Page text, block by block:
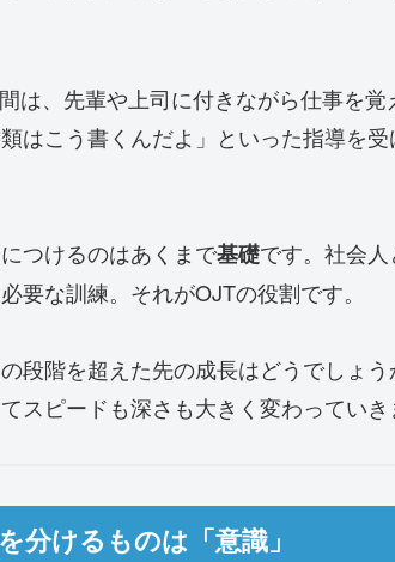
は、先輩や上司に付きながら仕事を
類はこう書くんだよ」といった指導を
つけるのはあくまで基礎です。社会
要な訓練。それがOJTの役割です。
段階を超えた先の成長はどうでしょう
スピードも深さも大きく変わっていき
分けるものは「意識」